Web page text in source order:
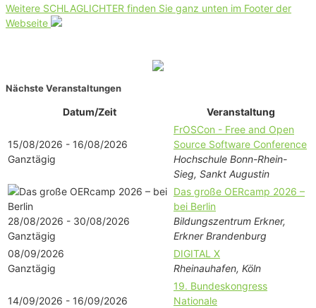
Weitere SCHLAGLICHTER finden Sie ganz unten im Footer der
Webseite
Nächste Veranstaltungen
Datum/Zeit Veranstaltung
15/08/2026 - 16/08/2026
Ganztägig
FrOSCon - Free and Open
Source Software Conference
Hochschule Bonn-Rhein-
Sieg, Sankt Augustin
28/08/2026 - 30/08/2026
Ganztägig
Das große OERcamp 2026 –
bei Berlin
Bildungszentrum Erkner,
Erkner Brandenburg
08/09/2026
Ganztägig
DIGITAL X
Rheinauhafen, Köln
14/09/2026 - 16/09/2026
19. Bundeskongress
Nationale